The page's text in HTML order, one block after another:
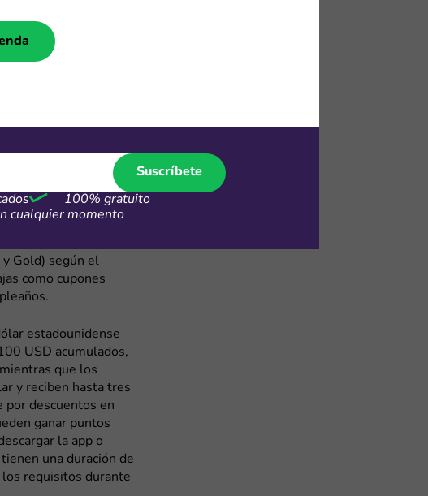
YS como bono de
lanzamientos y
y Gold) según el
como cupones
estadounidense
USD acumulados,
que los
y reciben hasta tres
por descuentos en
ganar puntos
la app o
una duración de
los requisitos durante
Suscríbete
100% gratuito
cualquier momento